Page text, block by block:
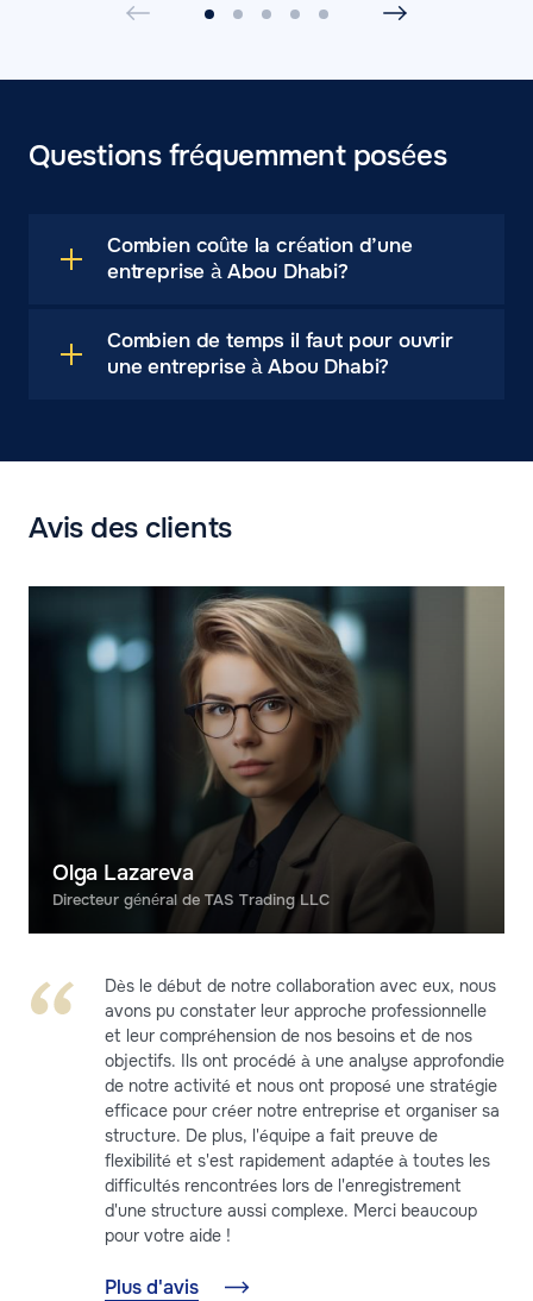
Questions fréquemment posées
Combien coûte la création d’une
entreprise à Abou Dhabi?
Combien de temps il faut pour ouvrir
une entreprise à Abou Dhabi?
Avis des clients
Olga Lazareva
Directeur général de TAS Trading LLC
Dès le début de notre collaboration avec eux, nous
avons pu constater leur approche professionnelle
et leur compréhension de nos besoins et de nos
objectifs. Ils ont procédé à une analyse approfondie
de notre activité et nous ont proposé une stratégie
efficace pour créer notre entreprise et organiser sa
structure. De plus, l'équipe a fait preuve de
flexibilité et s'est rapidement adaptée à toutes les
difficultés rencontrées lors de l'enregistrement
d'une structure aussi complexe. Merci beaucoup
pour votre aide !
Plus d'avis